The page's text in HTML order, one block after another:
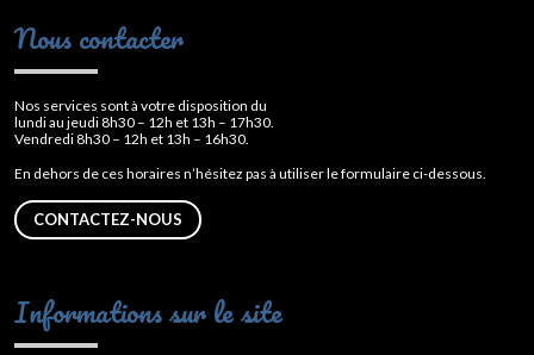
Nous contacter
Nos services sont à votre disposition du
lundi au jeudi 8h30 – 12h et 13h – 17h30.
Vendredi 8h30 – 12h et 13h – 16h30.
En dehors de ces horaires n’hésitez pas à utiliser le formulaire ci-dessous.
CONTACTEZ-NOUS
Informations sur le site